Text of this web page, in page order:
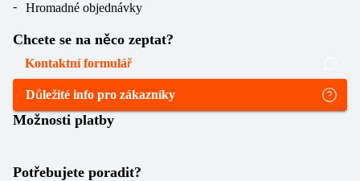
Hromadné objednávky
Chcete se na něco zeptat?
Kontaktní formulář
Důležité info pro zákazníky
Možnosti platby
Potřebujete poradit?